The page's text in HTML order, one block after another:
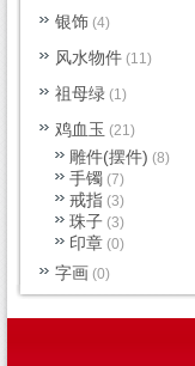
银饰 (4)
风水物件 (11)
祖母绿 (1)
鸡血玉 (21)
雕件(摆件) (8)
手镯 (7)
戒指 (3)
珠子 (3)
印章 (0)
字画 (0)